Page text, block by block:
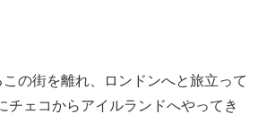
の街を離れ、ロンドンへと旅立って
チェコからアイルランドへやってき